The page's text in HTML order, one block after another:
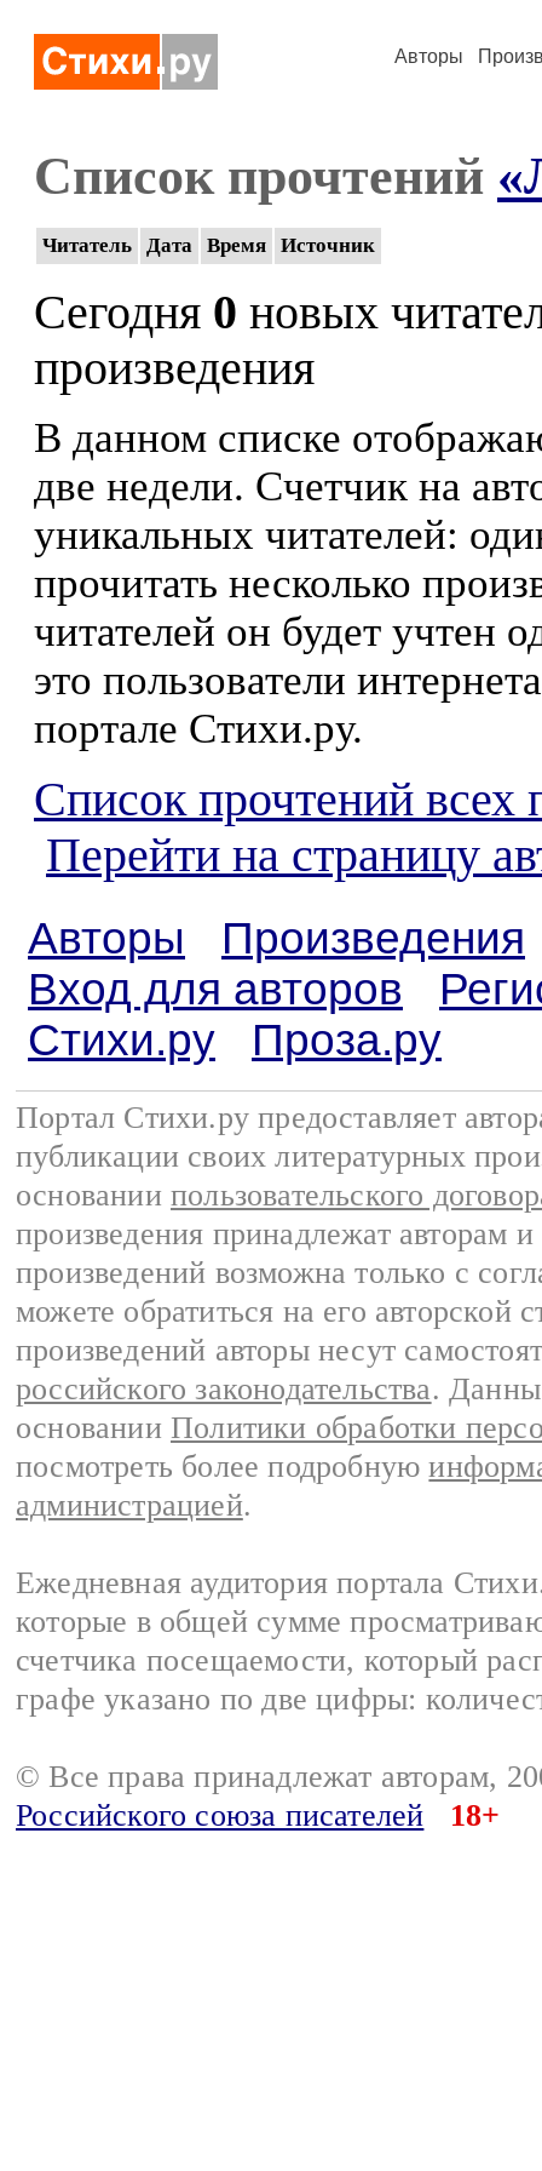
Авторы
Список прочтений
Читатель Дата Время Источник
Сегодня 0 новых
произведения
В данном списке
две недели. Счетчик на
уникальных читателей:
прочитать несколько
читателей он будет учтен
это пользователи
портале Стихи.ру.
Список прочтений всех
Перейти на страницу
Авторы
Произведения
Вход для авторов
Стихи.ру
Проза.ру
Портал Стихи.ру предоставляет
публикации своих литературных
основании пользовательского
произведения принадлежат авторам
произведений возможна только с
можете обратиться на его авторской
произведений авторы несут
российского законодательства.
основании Политики обработки
посмотреть более подробную
администрацией.
Ежедневная аудитория портала
которые в общей сумме
счетчика посещаемости, который
графе указано по две цифры:
© Все права принадлежат авторам,
Российского союза писателей
18+